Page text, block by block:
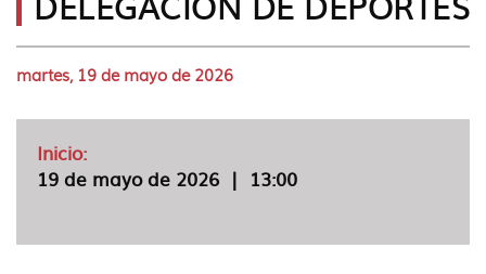
idioma
martes, 19 de mayo de 2026
Inicio:
19 de mayo de 2026 | 13:00